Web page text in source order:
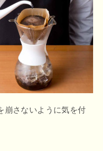
崩さないように気を付